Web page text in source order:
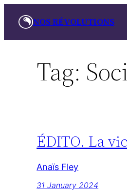
NOS RÉVOLUTIONS
Tag:
ÉDITO. La
Anaïs Fley
31 January 2024